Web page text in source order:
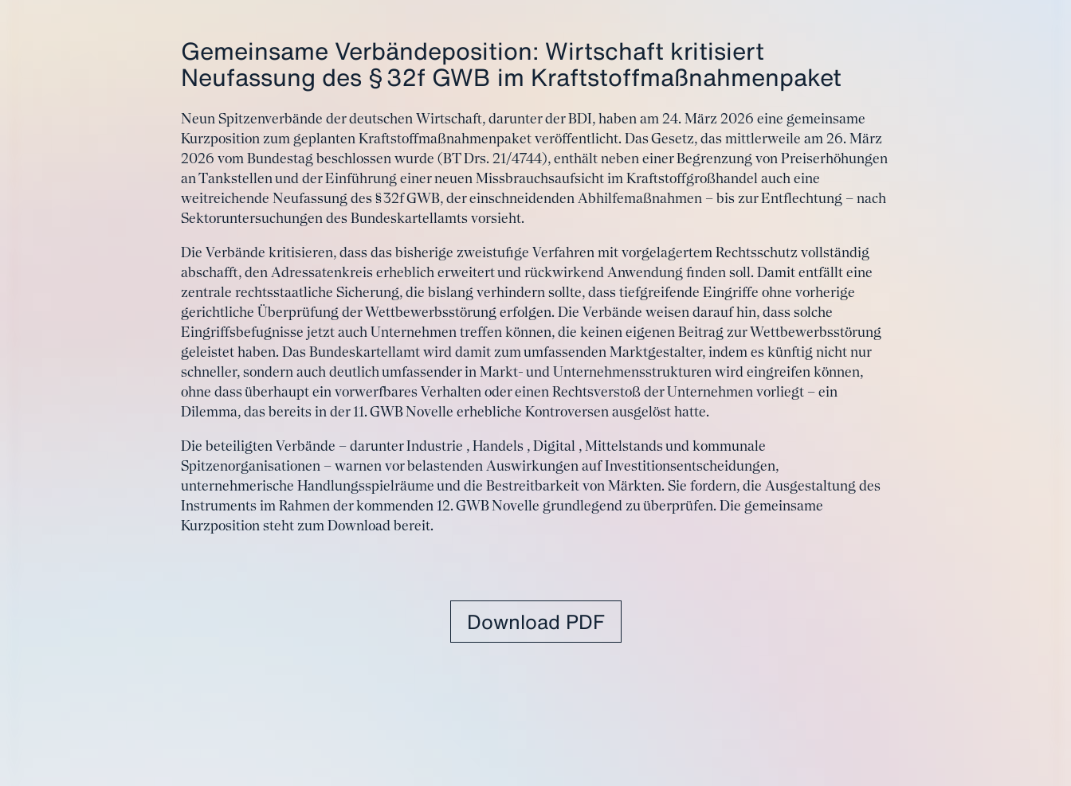
Gemeinsame Verbändeposition: Wirtschaft kritisiert
Neufassung des § 32f GWB im Kraftstoffmaßnahmenpaket
Neun Spitzenverbände der deutschen Wirtschaft, darunter der BDI, haben am 24. März 2026 eine gemeinsame
Kurzposition zum geplanten Kraftstoffmaßnahmenpaket veröffentlicht. Das Gesetz, das mittlerweile am 26. März
2026 vom Bundestag beschlossen wurde (BT Drs. 21/4744), enthält neben einer Begrenzung von Preiserhöhungen
an Tankstellen und der Einführung einer neuen Missbrauchsaufsicht im Kraftstoffgroßhandel auch eine
weitreichende Neufassung des § 32f GWB, der einschneidenden Abhilfemaßnahmen – bis zur Entflechtung – nach
Sektoruntersuchungen des Bundeskartellamts vorsieht.
Die Verbände kritisieren, dass das bisherige zweistufige Verfahren mit vorgelagertem Rechtsschutz vollständig
abschafft, den Adressatenkreis erheblich erweitert und rückwirkend Anwendung finden soll. Damit entfällt eine
zentrale rechtsstaatliche Sicherung, die bislang verhindern sollte, dass tiefgreifende Eingriffe ohne vorherige
gerichtliche Überprüfung der Wettbewerbsstörung erfolgen. Die Verbände weisen darauf hin, dass solche
Eingriffsbefugnisse jetzt auch Unternehmen treffen können, die keinen eigenen Beitrag zur Wettbewerbsstörung
geleistet haben. Das Bundeskartellamt wird damit zum umfassenden Marktgestalter, indem es künftig nicht nur
schneller, sondern auch deutlich umfassender in Markt- und Unternehmensstrukturen wird eingreifen können,
ohne dass überhaupt ein vorwerfbares Verhalten oder einen Rechtsverstoß der Unternehmen vorliegt – ein
Dilemma, das bereits in der 11. GWB Novelle erhebliche Kontroversen ausgelöst hatte.
Die beteiligten Verbände – darunter Industrie , Handels , Digital , Mittelstands und kommunale
Spitzenorganisationen – warnen vor belastenden Auswirkungen auf Investitionsentscheidungen,
unternehmerische Handlungsspielräume und die Bestreitbarkeit von Märkten. Sie fordern, die Ausgestaltung des
Instruments im Rahmen der kommenden 12. GWB Novelle grundlegend zu überprüfen. Die gemeinsame
Kurzposition steht zum Download bereit.
Download PDF